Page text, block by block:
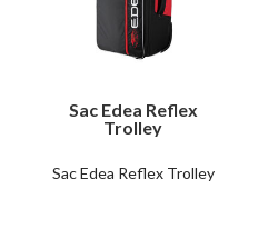
Sac Edea Reflex
Trolley
Sac Edea Reflex Trolley